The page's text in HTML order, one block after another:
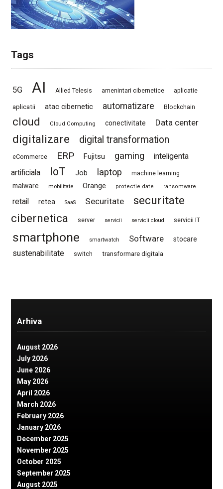
Tags
5G AI Allied Telesis amenintari cibernetice aplicatie
aplicatii atac cibernetic automatizare Blockchain
cloud Cloud Computing conectivitate Data center
digitalizare digital transformation
eCommerce ERP Fujitsu gaming
inteligenta
artificiala
IoT Job laptop machine learning
malware mobilitate Orange protectie date ransomware
retail retea SaaS Securitate
securitate
cibernetica
server servicii servicii cloud servicii IT
smartphone smartwatch Software stocare
sustenabilitate switch transformare digitala
Arhiva
August 2026
July 2026
June 2026
May 2026
April 2026
March 2026
February 2026
January 2026
December 2025
November 2025
October 2025
September 2025
August 2025